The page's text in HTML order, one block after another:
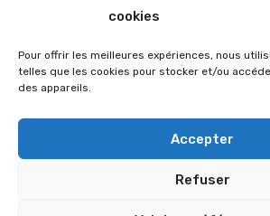
cookies
Pour offrir les meilleures expériences, nous
telles que les cookies pour stocker et/ou
des appareils.
Accepter
Refuser
Contact
47 Rue d'Elbeuf,